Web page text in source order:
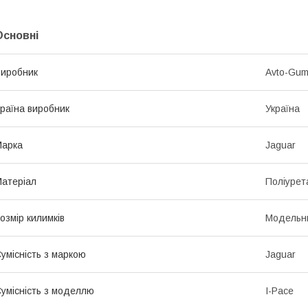
Avto-
виробник Україна
Jaguar
килимків
з маркою Jaguar
з моделлю I-Pace